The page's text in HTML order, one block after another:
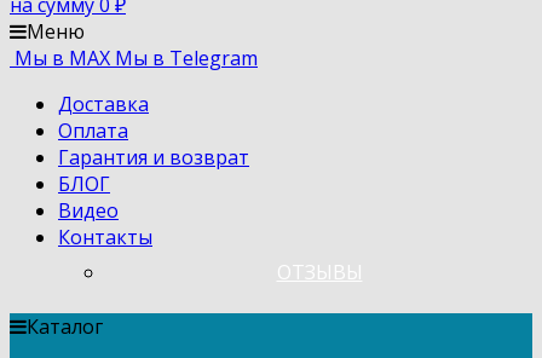
Меню
Мы в MAX Мы в Telegram
Доставка
Оплата
Гарантия и возврат
БЛОГ
Видео
Контакты
ОТЗЫВЫ
Каталог